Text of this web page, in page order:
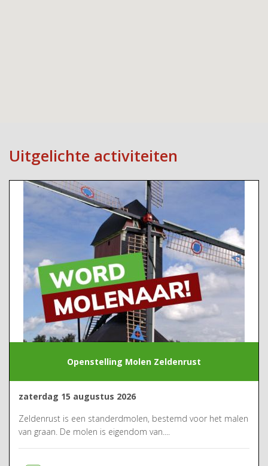
Uitgelichte activiteiten
Openstelling Molen Zeldenrust
zaterdag 15 augustus 2026
Zeldenrust is een standerdmolen, bestemd voor het malen
van graan. De molen is eigendom van....